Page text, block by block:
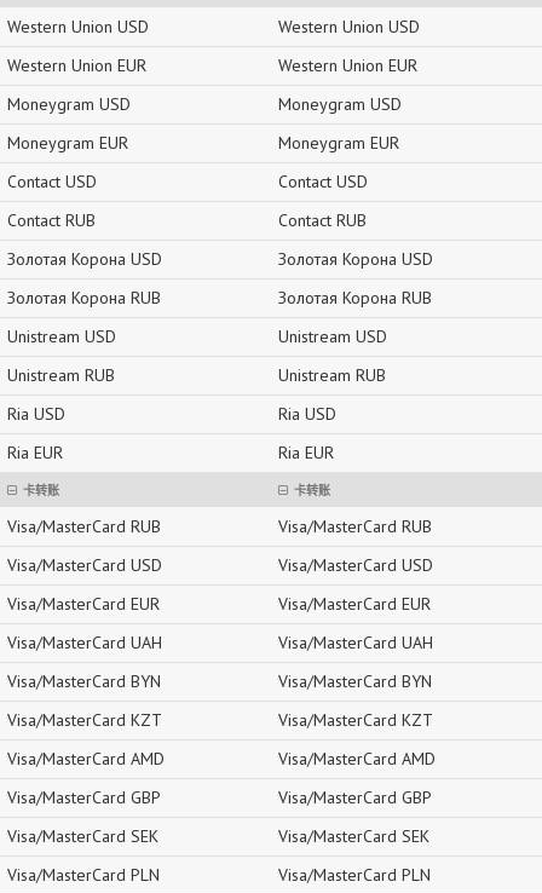
Western Union USD
Western Union EUR
Moneygram USD
Moneygram EUR
Contact USD
Contact RUB
Золотая Корона USD
Золотая Корона RUB
Unistream USD
Unistream RUB
Ria USD
Ria EUR
卡转账
Visa/MasterCard RUB
Visa/MasterCard USD
Visa/MasterCard EUR
Visa/MasterCard UAH
Visa/MasterCard BYN
Visa/MasterCard KZT
Visa/MasterCard AMD
Visa/MasterCard GBP
Visa/MasterCard SEK
Visa/MasterCard PLN
Western Union USD
Western Union EUR
Moneygram USD
Moneygram EUR
Contact USD
Contact RUB
Золотая Корона USD
Золотая Корона RUB
Unistream USD
Unistream RUB
Ria USD
Ria EUR
卡转账
Visa/MasterCard RUB
Visa/MasterCard USD
Visa/MasterCard EUR
Visa/MasterCard UAH
Visa/MasterCard BYN
Visa/MasterCard KZT
Visa/MasterCard AMD
Visa/MasterCard GBP
Visa/MasterCard SEK
Visa/MasterCard PLN